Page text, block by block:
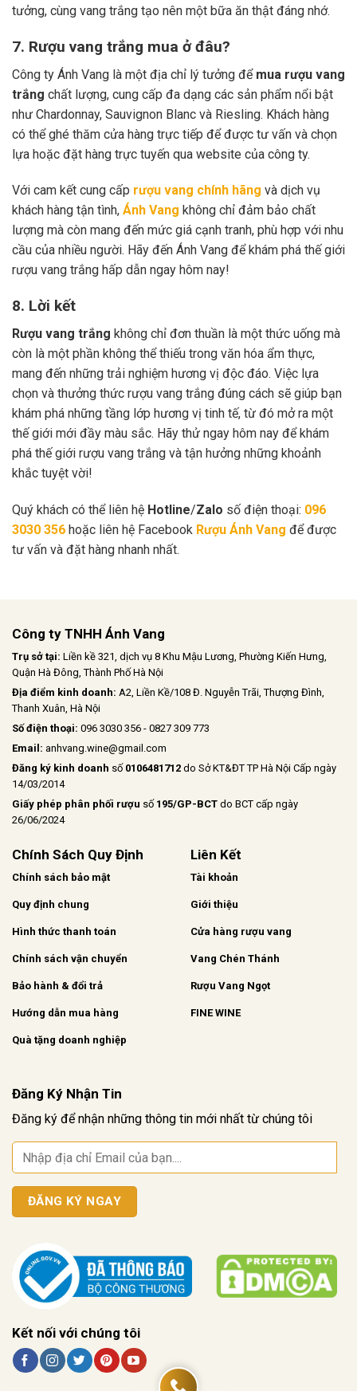
tưởng, cùng vang trắng tạo nên một bữa ăn thật đáng nhớ.
7. Rượu vang trắng mua ở đâu?
Công ty Ánh Vang là một địa chỉ lý tưởng để mua rượu vang
trắng chất lượng, cung cấp đa dạng các sản phẩm nổi bật
như Chardonnay, Sauvignon Blanc và Riesling. Khách hàng
có thể ghé thăm cửa hàng trực tiếp để được tư vấn và chọn
lựa hoặc đặt hàng trực tuyến qua website của công ty.
Với cam kết cung cấp rượu vang chính hãng và dịch vụ
khách hàng tận tình, Ánh Vang không chỉ đảm bảo chất
lượng mà còn mang đến mức giá cạnh tranh, phù hợp với nhu
cầu của nhiều người. Hãy đến Ánh Vang để khám phá thế giới
rượu vang trắng hấp dẫn ngay hôm nay!
8. Lời kết
Rượu vang trắng không chỉ đơn thuần là một thức uống mà
còn là một phần không thể thiếu trong văn hóa ẩm thực,
mang đến những trải nghiệm hương vị độc đáo. Việc lựa
chọn và thưởng thức rượu vang trắng đúng cách sẽ giúp bạn
khám phá những tầng lớp hương vị tinh tế, từ đó mở ra một
thế giới mới đầy màu sắc. Hãy thử ngay hôm nay để khám
phá thế giới rượu vang trắng và tận hưởng những khoảnh
khắc tuyệt vời!
Quý khách có thể liên hệ Hotline/Zalo số điện thoại: 096
3030 356 hoặc liên hệ Facebook Rượu Ánh Vang để được
tư vấn và đặt hàng nhanh nhất.
Công ty TNHH Ánh Vang
Trụ sở tại: Liền kề 321, dịch vụ 8 Khu Mậu Lương, Phường Kiến Hưng,
Quận Hà Đông, Thành Phố Hà Nội
Địa điểm kinh doanh: A2, Liền Kề/108 Đ. Nguyễn Trãi, Thượng Đình,
Thanh Xuân, Hà Nội
Số điện thoại: 096 3030 356 - 0827 309 773
Email: anhvang.wine@gmail.com
Đăng ký kinh doanh số 0106481712 do Sở KT&ĐT TP Hà Nội Cấp ngày
14/03/2014
Giấy phép phân phối rượu số 195/GP-BCT do BCT cấp ngày
26/06/2024
Chính Sách Quy Định
Chính sách bảo mật
Quy định chung
Hình thức thanh toán
Chính sách vận chuyển
Bảo hành & đổi trả
Hướng dẫn mua hàng
Quà tặng doanh nghiệp
Liên Kết
Tài khoản
Giới thiệu
Cửa hàng rượu vang
Vang Chén Thánh
Rượu Vang Ngọt
FINE WINE
Đăng Ký Nhận Tin
Đăng ký để nhận những thông tin mới nhất từ chúng tôi
Kết nối với chúng tôi